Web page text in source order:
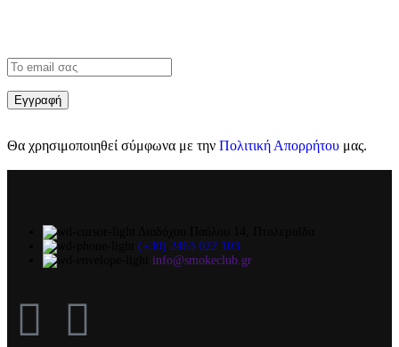
Θα χρησιμοποιηθεί σύμφωνα με την Πολιτική Απορρήτου μας.
(+30) 2463 022 103
info@smokeclub.gr